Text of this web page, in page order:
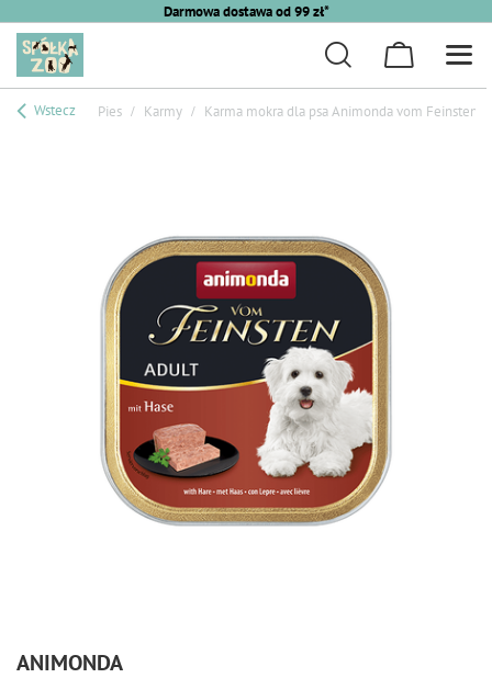
Darmowa dostawa od 99 zł*
Wstecz Pies Karmy Karma mokra dla psa Animonda vom Feinsten
ANIMONDA